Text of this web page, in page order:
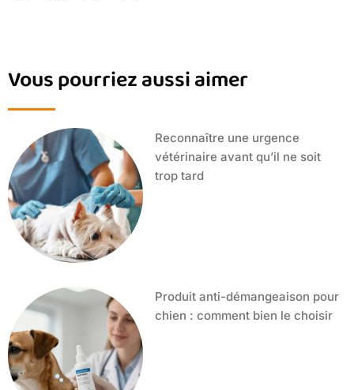
Vous pourriez aussi aimer
Reconnaître une urgence
vétérinaire avant qu’il ne soit
trop tard
Produit anti-démangeaison pour
chien : comment bien le choisir